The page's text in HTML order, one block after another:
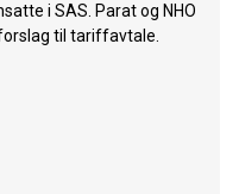
i SAS. Parat og NHO
til tariffavtale.